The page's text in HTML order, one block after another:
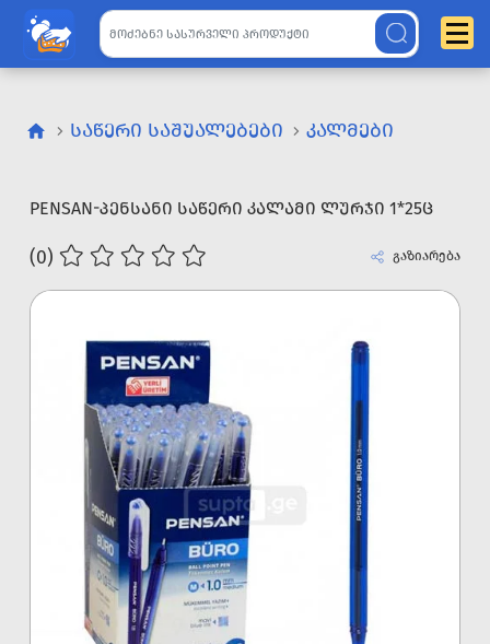
ᲡᲐᲬᲔᲠᲘ ᲡᲐᲨᲣᲐᲚᲔᲑᲔᲑᲘ ᲙᲐᲚᲛᲔᲑᲘ
PENSAN-ᲞᲔᲜᲡᲐᲜᲘ ᲡᲐᲬᲔᲠᲘ ᲙᲐᲚᲐᲛᲘ ᲚᲣᲠᲯᲘ 1*25Ც
(0) გაზიარება